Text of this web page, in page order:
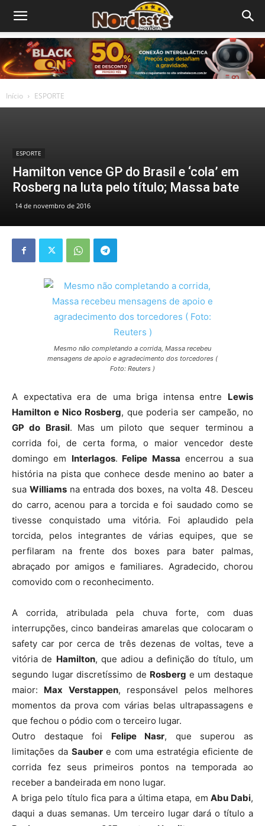
Início ESPORTE
ESPORTE
Hamilton vence GP do Brasil e ‘cola’ em
Rosberg na luta pelo título; Massa bate
14 de novembro de 2016
Mesmo não completando a corrida, Massa recebeu
mensagens de apoio e agradecimento dos torcedores (
Foto: Reuters )
A expectativa era de uma briga intensa entre Lewis
Hamilton e Nico Rosberg, que poderia ser campeão, no
GP do Brasil. Mas um piloto que sequer terminou a
corrida foi, de certa forma, o maior vencedor deste
domingo em Interlagos. Felipe Massa encerrou a sua
história na pista que conhece desde menino ao bater a
suaWilliams na entrada dos boxes, na volta 48. Desceu
do carro, acenou para a torcida e foi saudado como se
tivesse conquistado uma vitória. Foi aplaudido pela
torcida, pelos integrantes de várias equipes, que se
perfilaram na frente dos boxes para bater palmas,
abraçado por amigos e familiares. Agradecido, chorou
comovido com o reconhecimento.
A corrida, atribulada pela chuva forte, com duas
interrupções, cinco bandeiras amarelas que colocaram o
safety car por cerca de três dezenas de voltas, teve a
vitória de Hamilton, que adiou a definição do título, um
segundo lugar discretíssimo de Rosberg e um destaque
maior: Max Verstappen, responsável pelos melhores
momentos da prova com várias belas ultrapassagens e
que fechou o pódio com o terceiro lugar.
Outro destaque foi Felipe Nasr, que superou as
limitações da Sauber e com uma estratégia eficiente de
corrida fez seus primeiros pontos na temporada ao
receber a bandeirada em nono lugar.
A briga pelo título fica para a última etapa, em Abu Dabi,
daqui a duas semanas. Um terceiro lugar dará o título a